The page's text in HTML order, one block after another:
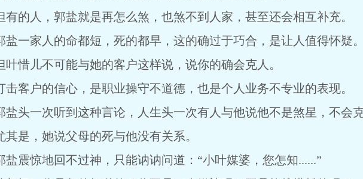
人，郭盐就是再怎么煞，也煞不到人家，甚至还会相互补充。
家人的命都短，死的都早，这的确过于巧合，是让人值得怀疑。
儿不可能与她的客户这样说，说你的确会克人。
户的信心，是职业操守不道德，也是个人业务不专业的表现。
一次听到这种言论，人生头一次有人与他说他不是煞星，不会克
，她说父母的死与他没有关系。
惊地回不过神，只能讷讷问道：“小叶媒婆，您怎知......”